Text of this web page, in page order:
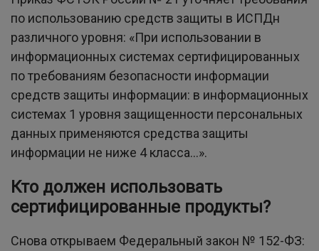
по использованию средств защиты в ИСПДн
различного уровня: «При использовании в
информационных системах сертифицированных
по требованиям безопасности информации
средств защиты информации: в информационных
системах 1 уровня защищенности персональных
данных применяются средства защиты
информации не ниже 4 класса...».
Кто должен использовать
сертифицированные продукты?
Снова открываем Федеральный закон № 152-ФЗ: